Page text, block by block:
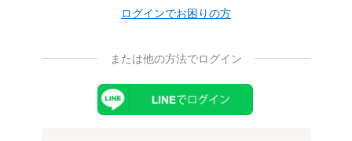
ログインでお困りの方
または他の方法でログイン